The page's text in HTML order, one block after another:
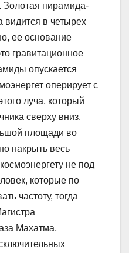
Золотая пирамида-
видится в четырех
ее основание
гравитационное
опускается
оперирует с
луча, который
сверху вниз.
площади во
накрыть весь
не под
которые по
частоту, тогда
Махатма,